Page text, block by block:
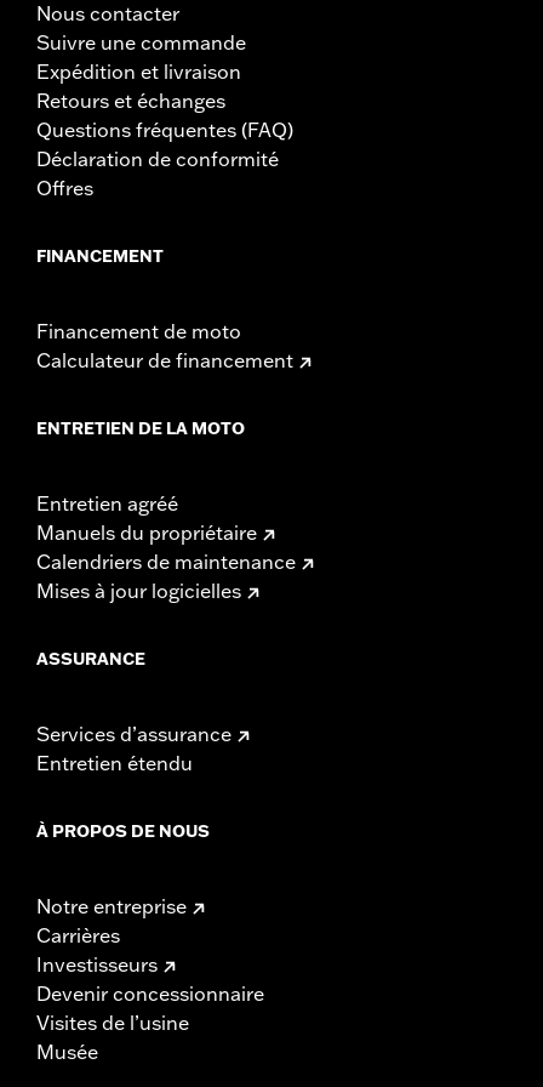
Matière: Acier
Dans la boîte:Guidon et instructions d'installation
Recul:5.6
Unité de mesure de recul:
Unité de mesure de rehaussement:
Bout à bout:29.3
Unité de mesure de bout à bout:
d'accélérateur ainsi que des durites de frein sur certains
assurer que votre moto est conforme à la
réglementation en vigueur.
Nous contacter
Suivre une commande
Expédition et livraison
Retours et échanges
Questions fréquentes (FAQ)
Déclaration de conformité
Offres
FINANCEMENT
Financement de moto
Calculateur de financement
ENTRETIEN DE LA MOTO
Entretien agréé
Manuels du propriétaire
Calendriers de maintenance
Mises à jour logicielles
ASSURANCE
Services d’assurance
Entretien étendu
À PROPOS DE NOUS
Notre entreprise
Carrières
Investisseurs
Devenir concessionnaire
Visites de l’usine
Musée